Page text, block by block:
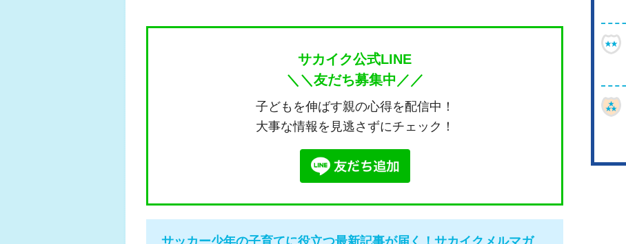
サカイク公式LINE
＼＼友だち募集中／／
子どもを伸ばす親の心得を配信中！
大事な情報を見逃さずにチェック！